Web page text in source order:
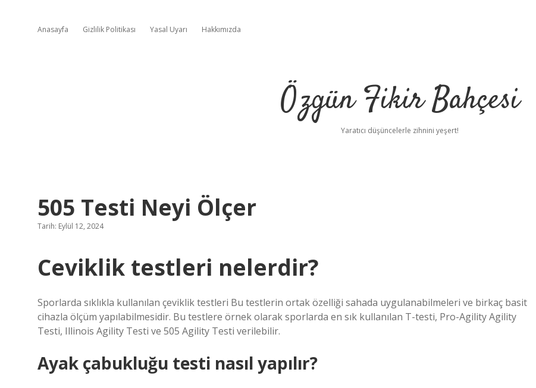
Anasayfa Gizlilik Politikası Yasal Uyarı Hakkımızda
Özgün Fikir Bahçesi
Yaratıcı düşüncelerle zihnini yeşert!
505 Testi Neyi Ölçer
Tarih: Eylül 12, 2024
Ceviklik testleri nelerdir?
Sporlarda sıklıkla kullanılan çeviklik testleri Bu testlerin ortak özelliği sahada uygulanabilmeleri ve birkaç basit
cihazla ölçüm yapılabilmesidir. Bu testlere örnek olarak sporlarda en sık kullanılan T-testi, Pro-Agility Agility
Testi, Illinois Agility Testi ve 505 Agility Testi verilebilir.
Ayak çabukluğu testi nasıl yapılır?